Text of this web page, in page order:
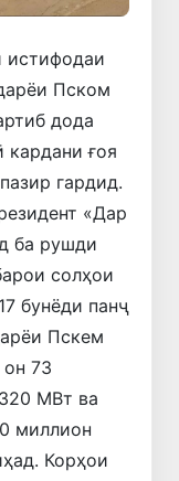
истифодаи
Пском
дода
кардани ғоя
гардид.
«Дар
ба рушди
солҳои
бунёди панҷ
Пскем
73
МВт ва
миллион
Корҳои